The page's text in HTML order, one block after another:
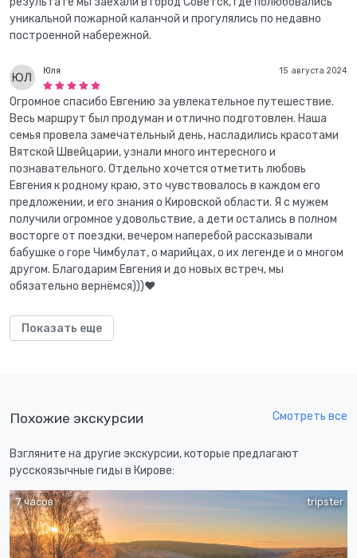
уникальной пожарной каланчой и прогулялись по недавно
построенной набережной.
15 августа 2024
Юля
Огромное спасибо Евгению за увлекательное путешествие.
Весь маршрут был продуман и отлично подготовлен. Наша
семья провела замечательный день, насладились красотами
Вятской Швейцарии, узнали много интересного и
познавательного. Отдельно хочется отметить любовь
Евгения к родному краю, это чувствовалось в каждом его
предложении, и его знания о Кировской области. Я с мужем
получили огромное удовольствие, а дети остались в полном
восторге от поездки, вечером наперебой рассказывали
бабушке о горе Чимбулат, о марийцах, о их легенде и о многом
другом. Благодарим Евгения и до новых встреч, мы
обязательно вернёмся)))♥️
Показать еще
Похожие экскурсии Смотреть все
Взгляните на другие экскурсии, которые предлагают
русскоязычные гиды в Кирове:
tripster
7 часов